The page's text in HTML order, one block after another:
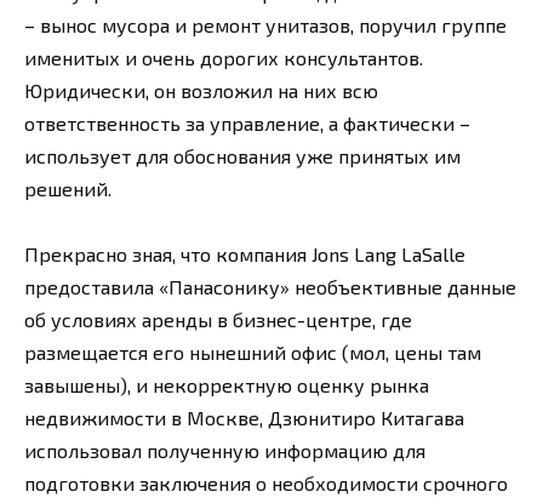
– вынос мусора и ремонт унитазов, поручил группе
именитых и очень дорогих консультантов.
Юридически, он возложил на них всю
ответственность за управление, а фактически –
использует для обоснования уже принятых им
решений.
Прекрасно зная, что компания Jons Lang LaSalle
предоставила «Панасонику» необъективные данные
об условиях аренды в бизнес-центре, где
размещается его нынешний офис (мол, цены там
завышены), и некорректную оценку рынка
недвижимости в Москве, Дзюнитиро Китагава
использовал полученную информацию для
подготовки заключения о необходимости срочного